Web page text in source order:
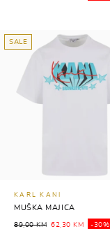
SALE
KARL KANI
MUŠKA MAJICA
89,00 KM 62,30 KM -30%